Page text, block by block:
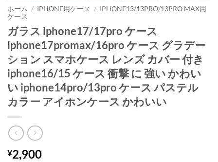
ホーム / IPHONE用ケース / IPHONE13/13PRO/13PRO MAX用
ケース
ガラス iphone17/17pro ケース
iphone17promax/16pro ケース グラデー
ション スマホケース レンズ カバー 付き
iphone16/15 ケース 衝撃 に 強い かわい
い iphone14pro/13pro ケース パステル
カラー アイホンケース かわいい
¥2,900